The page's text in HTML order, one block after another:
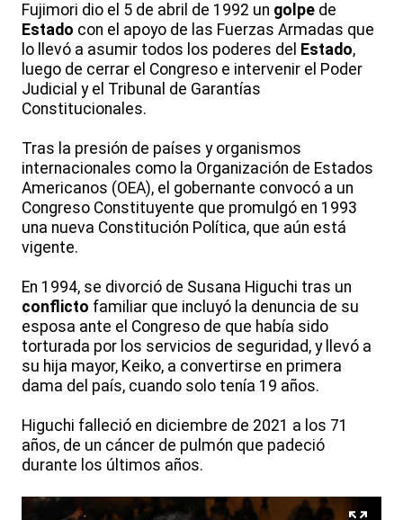
Fujimori dio el 5 de abril de 1992 un golpe de
Estado con el apoyo de las Fuerzas Armadas que
lo llevó a asumir todos los poderes del Estado,
luego de cerrar el Congreso e intervenir el Poder
Judicial y el Tribunal de Garantías
Constitucionales.
Tras la presión de países y organismos
internacionales como la Organización de Estados
Americanos (OEA), el gobernante convocó a un
Congreso Constituyente que promulgó en 1993
una nueva Constitución Política, que aún está
vigente.
En 1994, se divorció de Susana Higuchi tras un
conflicto familiar que incluyó la denuncia de su
esposa ante el Congreso de que había sido
torturada por los servicios de seguridad, y llevó a
su hija mayor, Keiko, a convertirse en primera
dama del país, cuando solo tenía 19 años.
Higuchi falleció en diciembre de 2021 a los 71
años, de un cáncer de pulmón que padeció
durante los últimos años.